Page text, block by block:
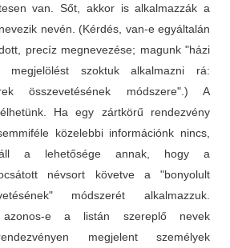
van. Sőt, akkor is alkalmazzák a
nevén. (Kérdés, van-e egyáltalán
precíz megnevezése; magunk "házi
szoktuk alkalmazni rá:
összevetésének módszere".) A
Ha egy zártkörű rendezvény
közelebbi információnk nincs,
a lehetősége annak, hogy a
névsort követve a "bonyolult
módszerét alkalmazzuk.
azonos-e a listán szereplő nevek
megjelent személyek